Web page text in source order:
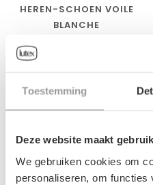
Toestemming
Deze website maakt
We gebruiken cookies om
personaliseren, om functies
HEREN-SCHOEN VOILE
BLANCHE
SALE-50%